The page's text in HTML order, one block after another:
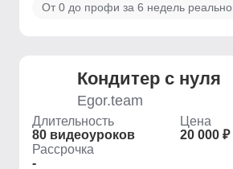
От 0 до профи за 6 недель реально
Кондитер с нуля
Egor.team
Длительность
80 видеоуроков
Цена
20 000 ₽
Рассрочка
-